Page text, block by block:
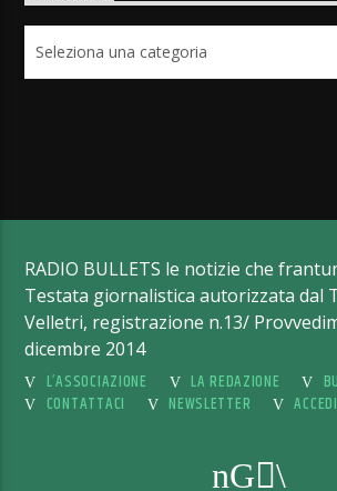
RADIO BULLETS le notizie che
Testata giornalistica autorizzata dal
Velletri, registrazione n.13/
dicembre 2014
L’ASSOCIAZIONE
LA REDAZIONE
CONTATTACI
NEWSLETTER ACCEDI